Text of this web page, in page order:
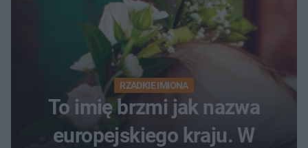
RZADKIE IMIONA
To imię brzmi jak nazwa
europejskiego kraju. W